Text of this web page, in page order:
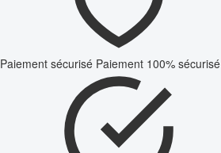
Paiement sécurisé Paiement 100% sécurisé